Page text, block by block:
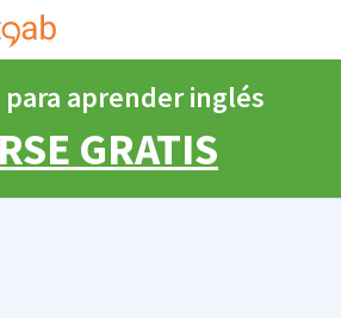
aprender inglés
GRATIS